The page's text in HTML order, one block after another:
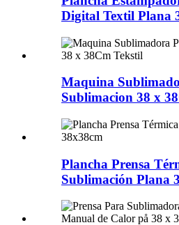
Digital Textil Plana
Maquina
Sublimacion 38 x
Plancha Prensa
Sublimación Plana